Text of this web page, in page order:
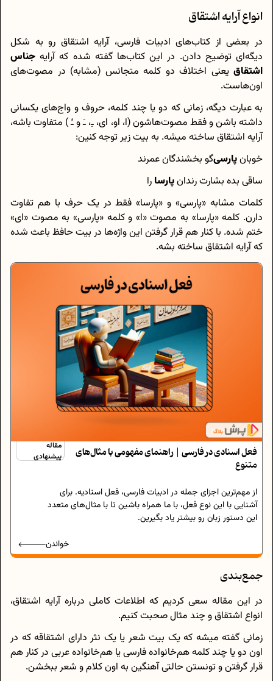
انواع آرایه اشتقاق
در بعضی از کتاب‌های ادبیات فارسی، آرایه اشتقاق رو به شکل
دیگه‌ای توضیح دادن. در این کتاب‌ها گفته شده که آرایه جناس
اشتقاق یعنی اختلاف دو کلمه متجانس (مشابه) در مصوت‌های
اون‌هاست.
به عبارت دیگه، زمانی که دو یا چند کلمه، حروف و واج‌های یکسانی
داشته باشن و فقط مصوت‌هاشون (ا، او، ای، ـِ، ـَ و ـُ ) متفاوت باشه،
آرایه اشتقاق ساخته میشه. به بیت زیر توجه کنین:
خوبانپارسی‌گو بخشندگان عمرند
ساقی بده بشارت رندانپارسا را
کلمات مشابه «پارسی» و «پارسا» فقط در یک حرف با هم تفاوت
دارن. کلمه «پارسا» به مصوت «ا» و کلمه «پارسی» به مصوت «ای»
ختم شده. با کنار هم قرار گرفتن این واژه‌ها در بیت حافظ باعث شده
که آرایه اشتقاق ساخته بشه.
مقاله
پیشنهادی
فعل اسنادی در فارسی | راهنمای مفهومی با مثال‌های
متنوع
از مهم‌ترین اجزای جمله در ادبیات فارسی، فعل اسنادیه. برای
آشنایی با این نوع فعل، با ما همراه باشین تا با مثال‌های متعدد
این دستور زبان رو بیشتر یاد بگیرین.
خواندن
جمع‌بندی
در این مقاله سعی کردیم که اطلاعات کاملی درباره آرایه اشتقاق،
انواع اشتقاق و چند مثال صحبت کنیم.
زمانی گفته میشه که یک بیت شعر یا یک نثر دارای اشتقاقه که در
اون دو یا چند کلمه هم‌خانواده فارسی یا هم‌خانواده عربی در کنار هم
قرار گرفتن و تونستن حالتی آهنگین به اون کلام و شعر ببخشن.